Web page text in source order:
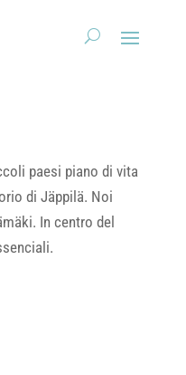
paesi piano di vita
di Jäppilä. Noi
In centro del